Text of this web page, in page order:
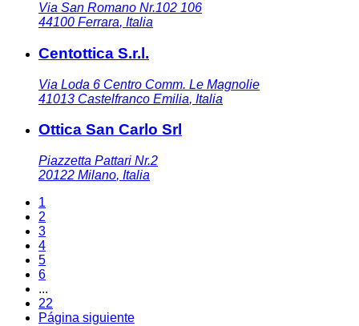
Via San Romano Nr.102 106
44100 Ferrara, Italia
Centottica S.r.l.
Via Loda 6 Centro Comm. Le Magnolie
41013 Castelfranco Emilia, Italia
Ottica San Carlo Srl
Piazzetta Pattari Nr.2
20122 Milano, Italia
1
2
3
4
5
6
...
22
Página siguiente